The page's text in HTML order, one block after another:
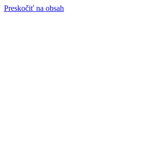
Preskočiť na obsah